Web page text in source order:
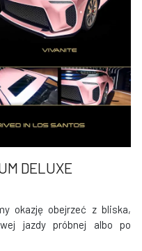
DELUXE
okazję obejrzeć z bliska,
jazdy próbnej albo po